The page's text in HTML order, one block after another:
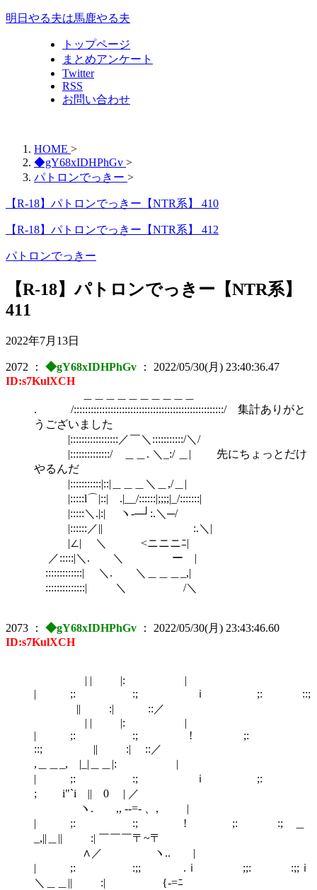
明日やる夫は馬鹿やる夫
トップページ
まとめアンケート
Twitter
RSS
お問い合わせ
HOME >
◆gY68xIDHPhGv >
パトロンでっきー >
【R-18】パトロンでっきー【NTR系】 410
【R-18】パトロンでっきー【NTR系】 412
パトロンでっきー
【R-18】パトロンでっきー【NTR系】
411
2022年7月13日
2072 ： ◆gY68xIDHPhGv ： 2022/05/30(月) 23:40:36.47
ID:s7KulXCH
. /:::::::::::::::::::::::::::::::::::::::::::::::::::::/ 集計ありがと
うございました
|:::::::::::::::::／￣＼:::::::::::/＼/
|::::::::::::::/ ＿＿. ＼_:/ ＿| 先にちょっとだけ
やるんだ
|:::::::::::|::|＿＿＿＼＿,/＿|
|:::::l⌒|::| .|__/::::::|;;;;|_/:::::::|
|:::::＼.|:| ヽ‐─┘:.＼─/
|::::::／|| :.＼|
|∠| ＼ <ニニニﾆ|
／:::::|＼. ＼ ー |
:::::::::::::| ＼. ＼＿＿＿_,|
::::::::::::::| ＼ /＼
2073 ： ◆gY68xIDHPhGv ： 2022/05/30(月) 23:43:46.60
ID:s7KulXCH
| | |: |
| ;: :; ｉ ;: ::;
|| :| ::／
| | |: |
| ;: :; ! ;:
::; || :| ::／
,＿＿_, |_|＿＿|: |
| ;: :; ｉ ;:
; i"`i || 0 | ／
ヽ. ,, -‐=‐ 、, |
| ;: :; ! ;: :; ＿
_,||＿|| :| ￣￣￣〒~〒
∧／ ヽ.. |
| ;: :;; .ｉ ;;: :;;ｉ
＼＿＿|| :| {-=ﾆ